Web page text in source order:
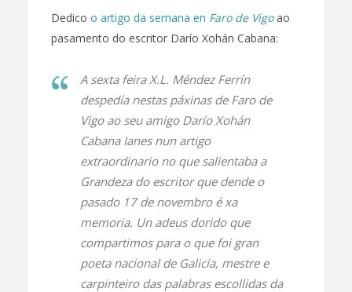
Dedico o artigo da semana en Faro de Vigoao
pasamento do escritor Darío Xohán Cabana:
A sexta feira X.L. Méndez Ferrín
despedía nestas páxinas de Faro de
Vigoao seu amigo Darío Xohán
Cabana Ianes nun artigo
extraordinario no que salientaba a
Grandeza do escritor que dende o
pasado 17 de novembro é xa
memoria. Un adeus dorido que
compartimos para o que foi gran
poeta nacional de Galicia, mestre e
carpinteiro das palabras escollidas da